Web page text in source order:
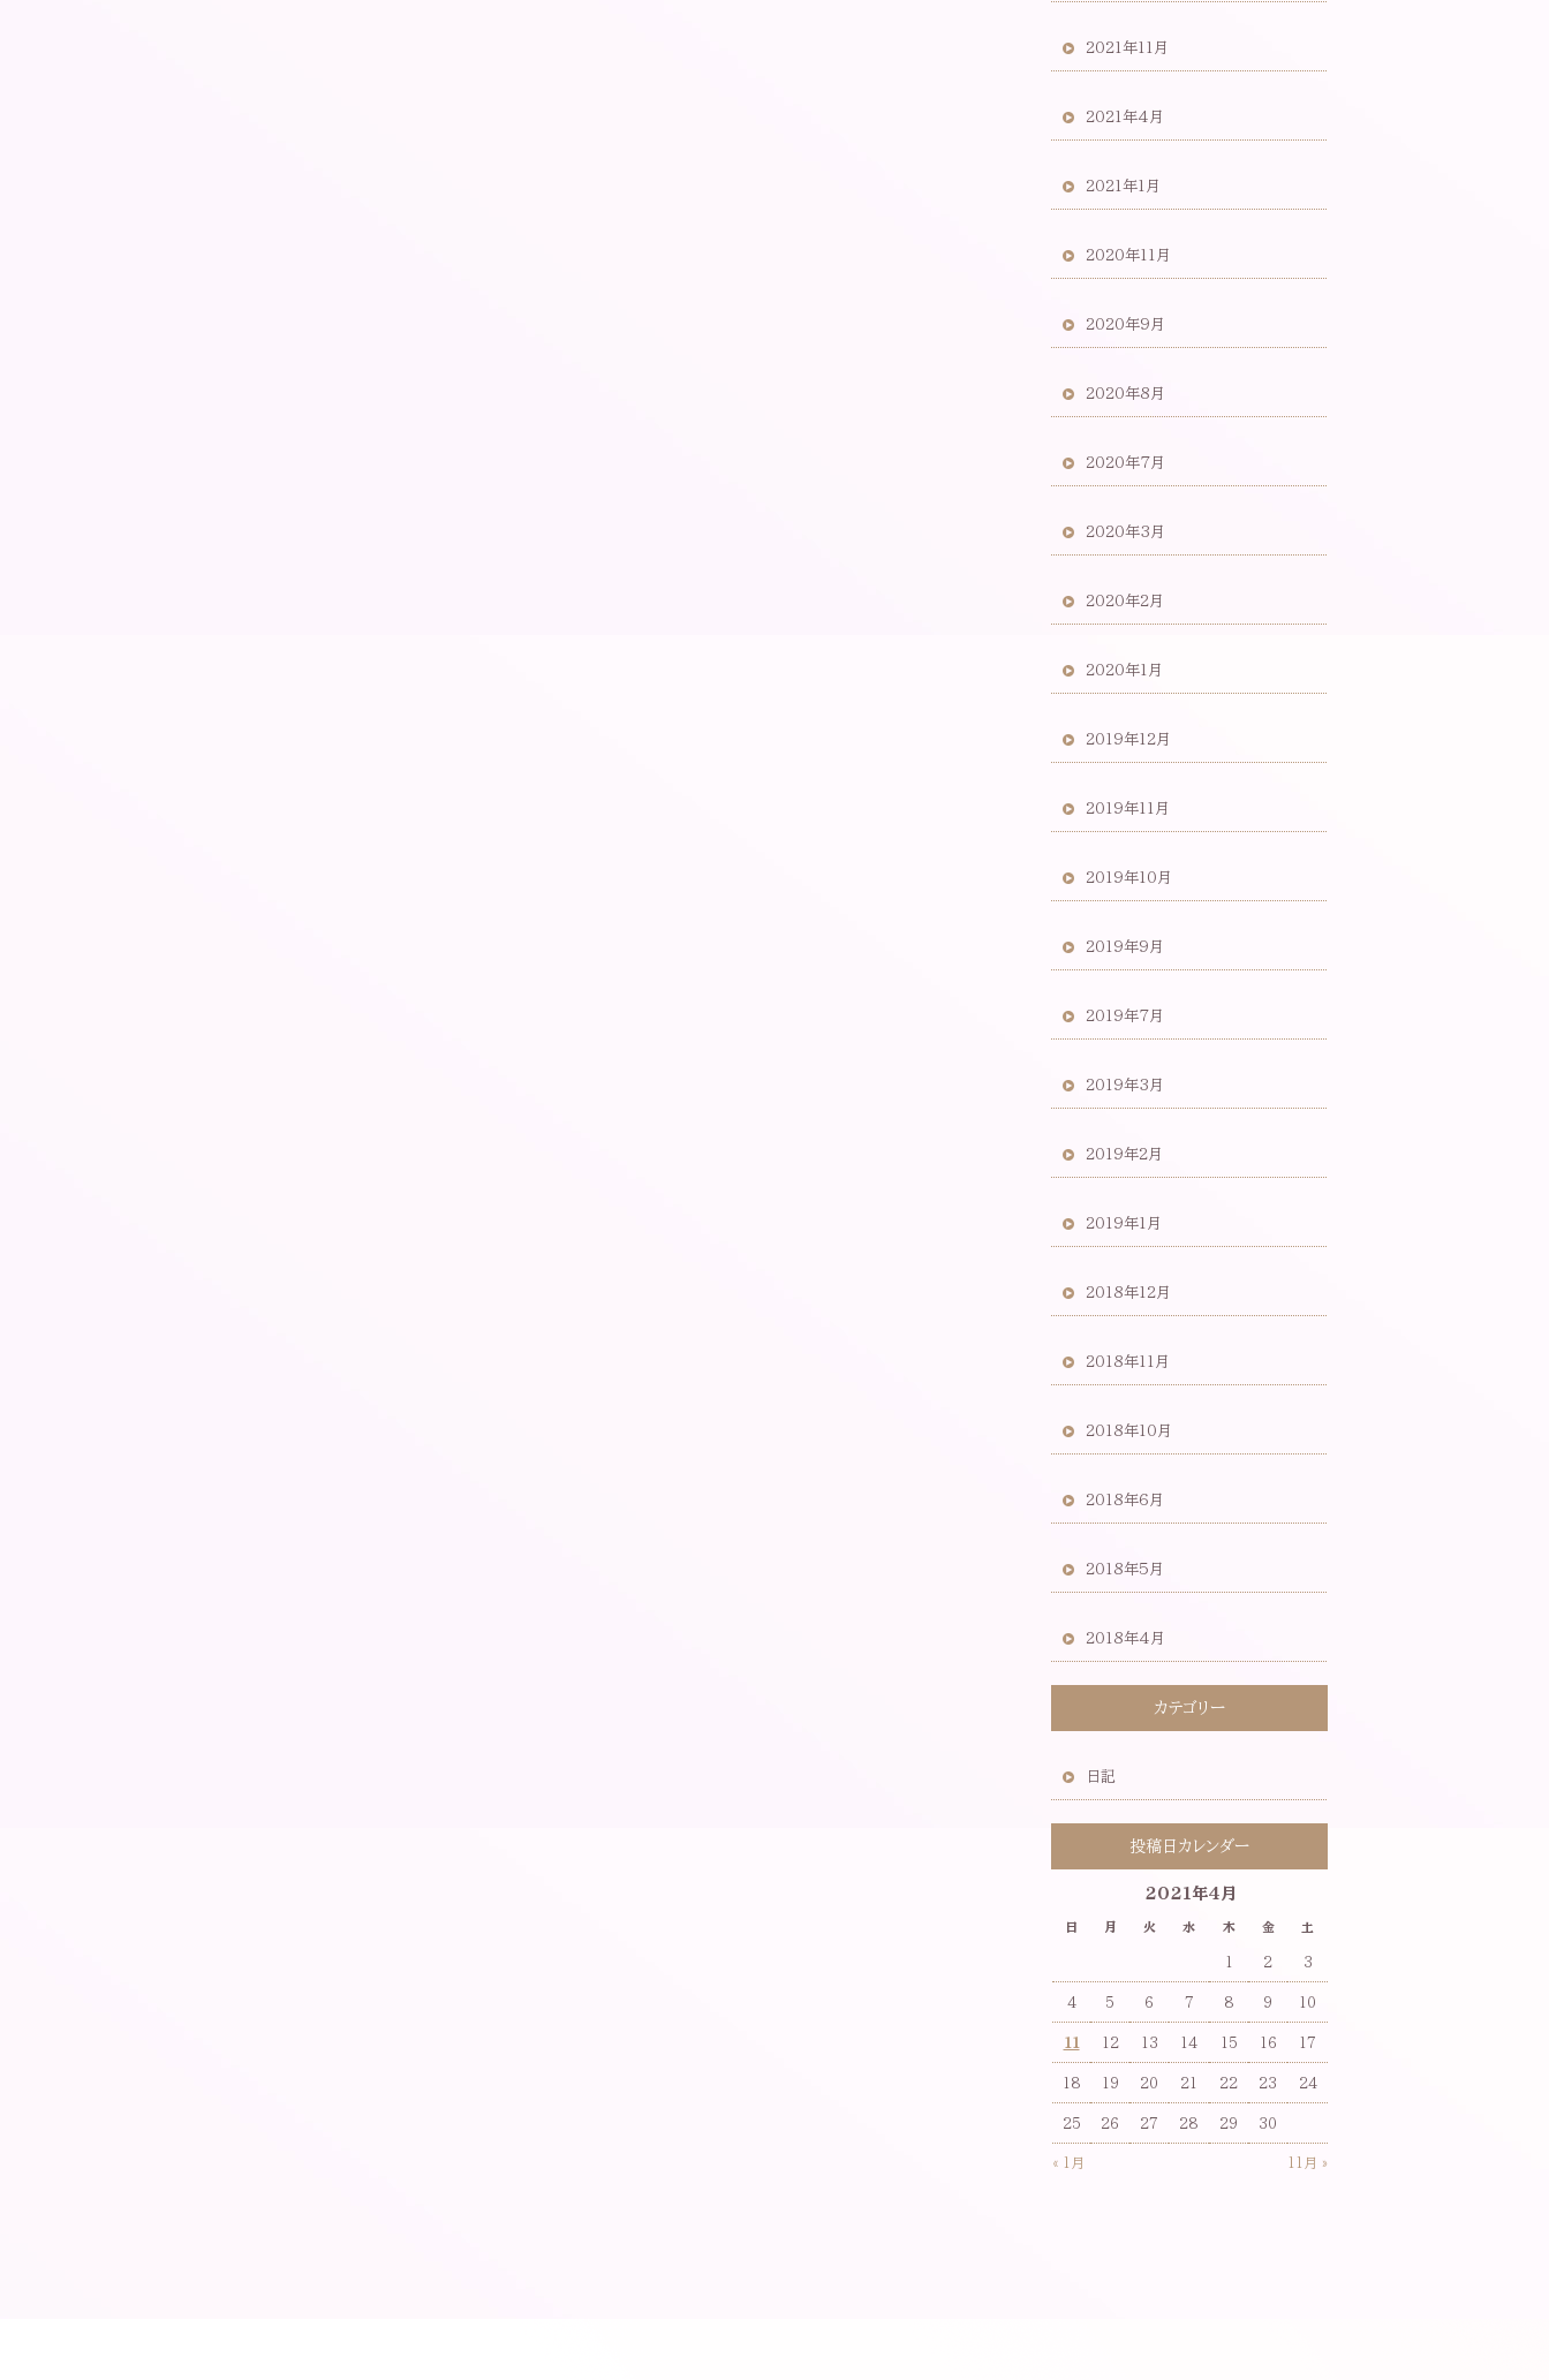
2021年11月
2021年4月
2021年1月
2020年11月
2020年9月
2020年8月
2020年7月
2020年3月
2020年2月
2020年1月
2019年12月
2019年11月
2019年10月
2019年9月
2019年7月
2019年3月
2019年2月
2019年1月
2018年12月
2018年11月
2018年10月
2018年6月
2018年5月
2018年4月
カテゴリー
日記
投稿日カレンダー
2021年4月
日 月 火 水 木 金 土
« 1月 11月 »
1 2 3
4 5 6 7 8 9 10
11 12 13 14 15 16 17
18 19 20 21 22 23 24
25 26 27 28 29 30